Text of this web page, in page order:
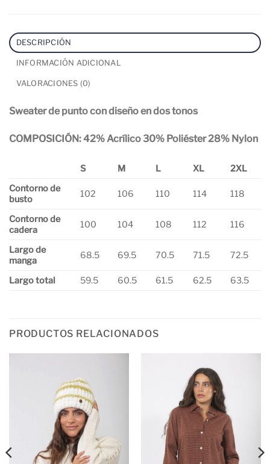
DESCRIPCIÓN
INFORMACIÓN ADICIONAL
VALORACIONES (0)
Sweater de punto con diseño en dos tonos
COMPOSICIÓN: 42% Acrílico 30% Poliéster 28% Nylon
S M L XL
2XL
Contorno de
busto
102 106 110 114 118
Contorno de
cadera
100 104 108 112 116
Largo de
manga
68.5 69.5 70.5 71.5 72.5
Largo total 59.5 60.5 61.5 62.5 63.5
PRODUCTOS RELACIONADOS